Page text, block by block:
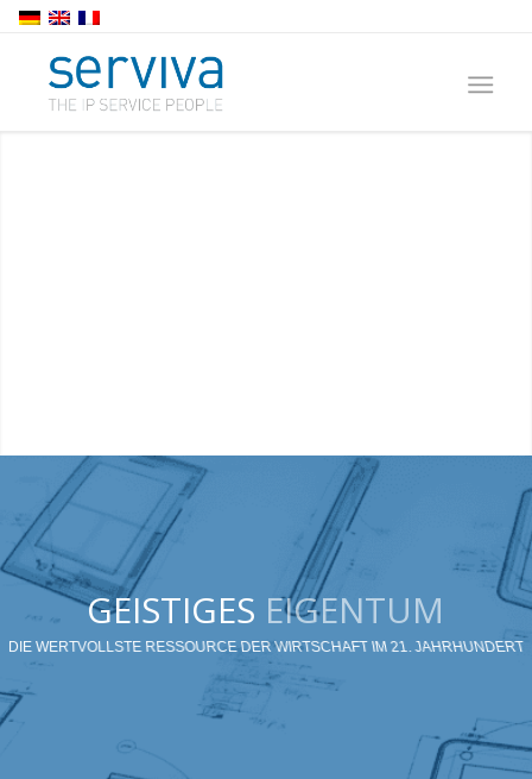
SOFTWARE
LEISTUNGEN
GEISTIGES EIGENTUM
DIE WERTVOLLSTE RESSOURCE DER WIRTSCHAFT IM 21. JAHRHUNDERT